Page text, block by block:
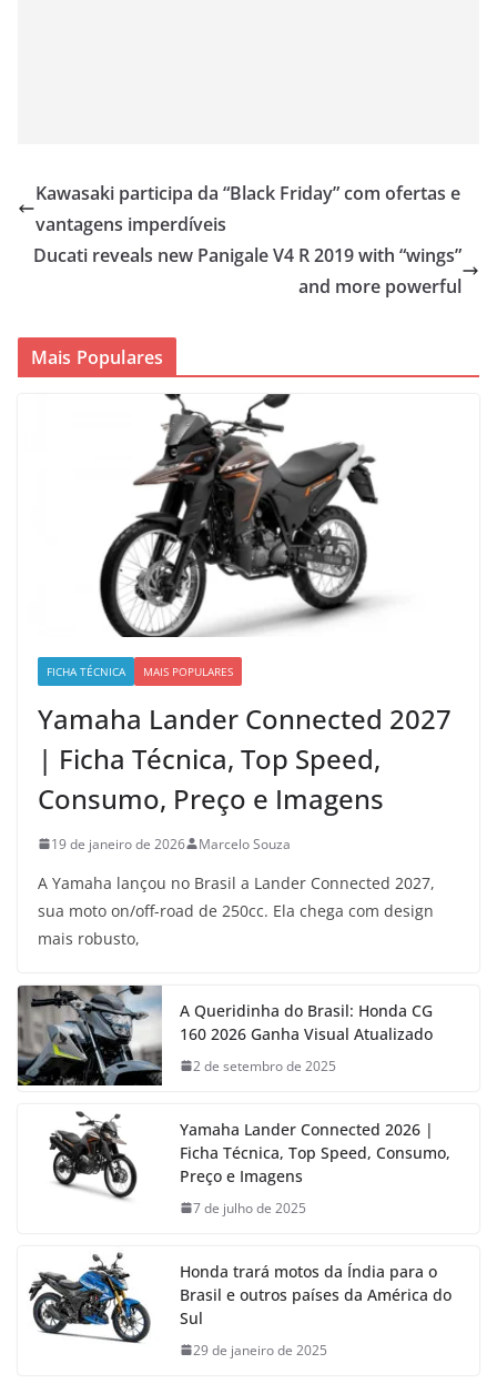
Kawasaki participa da “Black Friday” com ofertas e
vantagens imperdíveis
Ducati reveals new Panigale V4 R 2019 with “wings”
and more powerful
Mais Populares
FICHA TÉCNICA MAIS POPULARES
Yamaha Lander Connected 2027
| Ficha Técnica, Top Speed,
Consumo, Preço e Imagens
19 de janeiro de 2026 Marcelo Souza
A Yamaha lançou no Brasil a Lander Connected 2027,
sua moto on/off-road de 250cc. Ela chega com design
mais robusto,
A Queridinha do Brasil: Honda CG
160 2026 Ganha Visual Atualizado
2 de setembro de 2025
Yamaha Lander Connected 2026 |
Ficha Técnica, Top Speed, Consumo,
Preço e Imagens
7 de julho de 2025
Honda trará motos da Índia para o
Brasil e outros países da América do
Sul
29 de janeiro de 2025